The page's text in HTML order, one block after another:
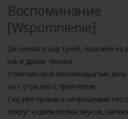
Воспоминание
[Wspomnienie]
Он смеялся над тучей, похожей на
как в драме Чехова
Отмечая свой восемнадцатый
он с утра пил с приятелем
Сад уже привык к непрошеным
вокруг ходили волны звуков,